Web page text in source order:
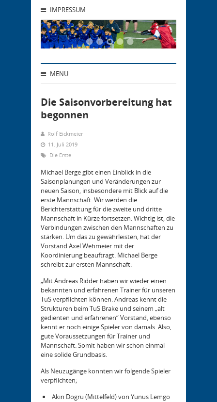
IMPRESSUM
MENÜ
Die Saisonvorbereitung hat
begonnen
Rolf Eickmeier
11. Juli 2019
Die Erste
Michael Berge gibt einen Einblick in die
Saisonplanungen und Veränderungen zur
neuen Saison, insbesondere mit Blick auf die
erste Mannschaft. Wir werden die
Berichterstattung für die zweite und dritte
Mannschaft in Kürze fortsetzen. Wichtig ist, die
Verbindungen zwischen den Mannschaften zu
stärken. Um das zu gewährleisten, hat der
Vorstand Axel Wehmeier mit der
Koordinierung beauftragt. Michael Berge
schreibt zur ersten Mannschaft:
„Mit Andreas Ridder haben wir wieder einen
bekannten und erfahrenen Trainer für unseren
TuS verpflichten können. Andreas kennt die
Strukturen beim TuS Brake und seinem „alt
gedienten und erfahrenen“ Vorstand, ebenso
kennt er noch einige Spieler von damals. Also,
gute Voraussetzungen für Trainer und
Mannschaft. Somit haben wir schon einmal
eine solide Grundbasis.
Als Neuzugänge konnten wir folgende Spieler
verpflichten;
Akin Dogru (Mittelfeld) von Yunus Lemgo